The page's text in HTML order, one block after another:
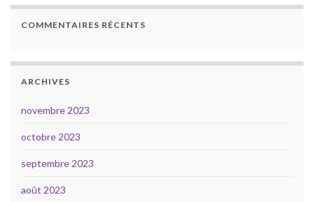
COMMENTAIRES RÉCENTS
ARCHIVES
novembre 2023
octobre 2023
septembre 2023
août 2023